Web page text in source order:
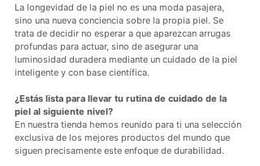
La longevidad de la piel no es una moda pasajera,
sino una nueva conciencia sobre la propia piel. Se
trata de decidir no esperar a que aparezcan arrugas
profundas para actuar, sino de asegurar una
luminosidad duradera mediante un cuidado de la piel
inteligente y con base científica.
¿Estás lista para llevar tu rutina de cuidado de la
piel al siguiente nivel?
En nuestra tienda hemos reunido para ti una selección
exclusiva de los mejores productos del mundo que
siguen precisamente este enfoque de durabilidad.